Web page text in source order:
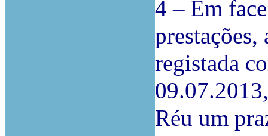
4 – Em
prestações,
registada
Réu um